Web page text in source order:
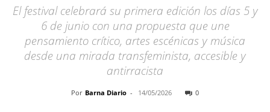
El festival celebrará su primera edición los días 5 y
6 de junio con una propuesta que une
pensamiento crítico, artes escénicas y música
desde una mirada transfeminista, accesible y
antirracista
Por Barna Diario - 14/05/2026 0